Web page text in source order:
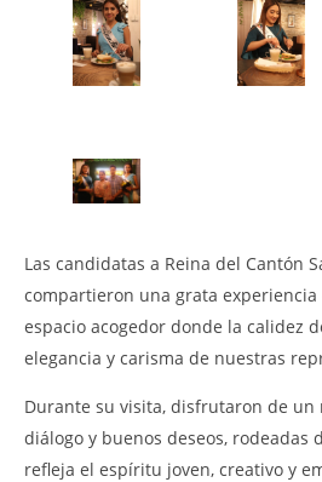
Las candidatas a Reina
especial en Tears and Coffee
julio,
ALEX
Las candidatas a Reina del Cantón
compartieron una grata experiencia
espacio acogedor donde la calidez
elegancia y carisma de nuestras
Durante su visita, disfrutaron de un
diálogo y buenos deseos, rodeadas
refleja el espíritu joven, creativo y